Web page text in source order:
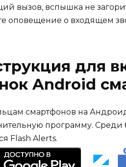
вызов, вспышка не
оповещение о входящем
для
Android
смартфонов на
программу. Среди
Flash Alerts.